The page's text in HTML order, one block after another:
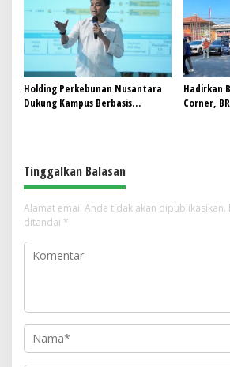
Holding Perkebunan Nusantara
Dukung Kampus Berbasis
Hadirkan
Corner,
Tinggalkan Balasan
Alamat email Anda tidak akan dipublikasikan.
ditandai *